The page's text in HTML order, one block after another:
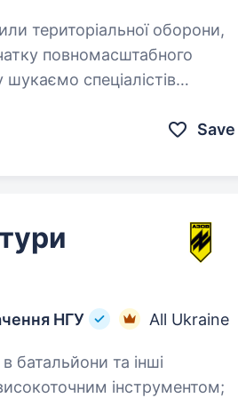
повномасштабного
спеціалістів
Save
НГУ
All Ukraine